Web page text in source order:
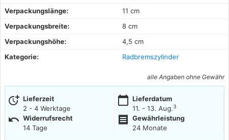
Verpackungslänge:
11 cm
Verpackungsbreite:
8 cm
Verpackungshöhe:
4,5 cm
Kategorie:
Radbremszylinder
alle Angaben ohne Gewähr
more_time Lieferzeit
2 - 4 Werktage
calendar_today Lieferdatum
11. - 13. Aug.3
undo Widerrufsrecht
14 Tage
receipt
Gewährleistung
24 Monate